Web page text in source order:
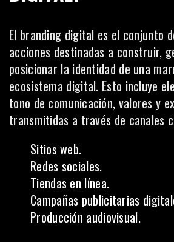
El branding digital es el conjunto
acciones destinadas a construir,
posicionar la identidad de una
ecosistema digital. Esto incluye
tono de comunicación, valores y
transmitidas a través de canales
Sitios web.
Redes sociales.
Tiendas en línea.
Campañas publicitarias
Producción audiovisual.